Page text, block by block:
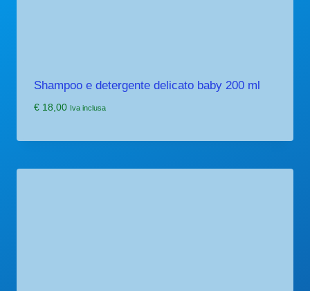
Shampoo e detergente delicato baby 200 ml
€18,00 Iva inclusa